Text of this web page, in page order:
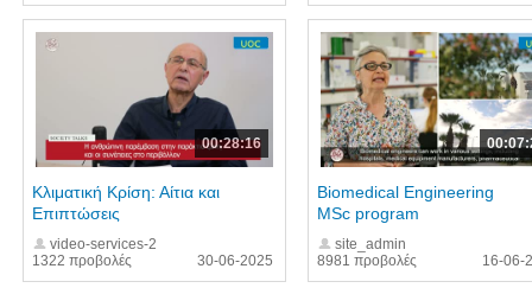
00:28:16
1322 προβολές
Κλιματική Κρίση: Αίτια και
Επιπτώσεις
video-services-2
30-06-2025
8981 προβολές
Biomedical Engineering
MSc program
site_admin
16-06-